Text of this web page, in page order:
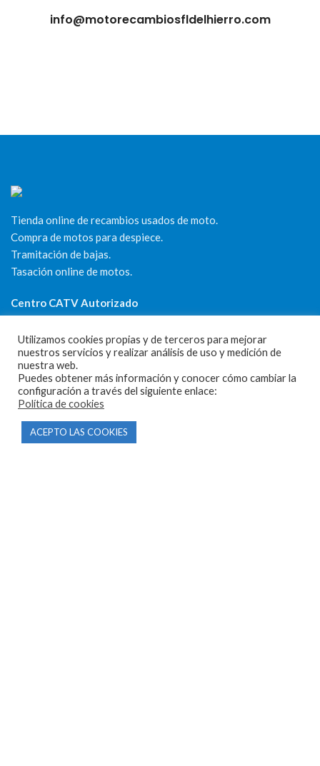
info@motorecambiosfldelhierro.com
Tienda online de recambios usados de moto.
Compra de motos para despiece.
Tramitación de bajas.
Tasación online de motos.
Centro CATV Autorizado
Utilizamos cookies propias y de terceros para mejorar
nuestros servicios y realizar análisis de uso y medición de
nuestra web.
Puedes obtener más información y conocer cómo cambiar la
configuración a través del siguiente enlace:
Política de cookies
ACEPTO LAS COOKIES